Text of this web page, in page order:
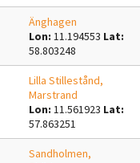
Änghagen
Lon: 11.194553 Lat:
58.803248
Lilla Stillestånd,
Marstrand
Lon: 11.561923 Lat:
57.863251
Sandholmen,